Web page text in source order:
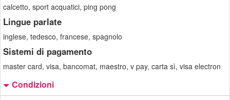
calcetto, sport acquatici, ping pong
Lingue parlate
inglese, tedesco, francese, spagnolo
Sistemi di pagamento
master card, visa, bancomat, maestro, v pay, carta sì, visa electron
Condizioni